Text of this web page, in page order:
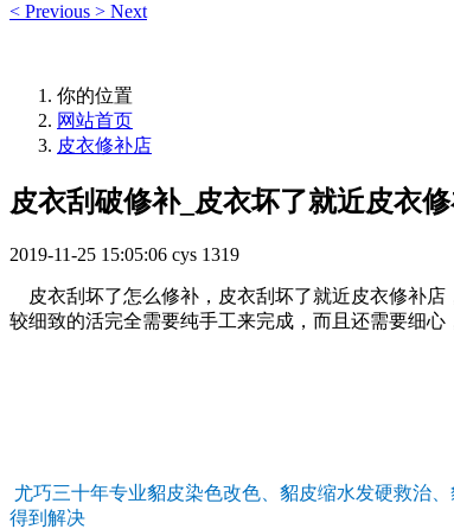
< Previous > Next
你的位置
网站首页
皮衣修补店
皮衣刮破修补_皮衣坏了就近皮衣
2019-11-25 15:05:06 cys 1319
皮衣刮坏了怎么修补，皮衣刮坏了就近皮衣修补店
较细致的活完全需要纯手工来完成，而且还需要细
尤巧三十年专业貂皮染色改色、貂皮缩水发硬救治
得到解决